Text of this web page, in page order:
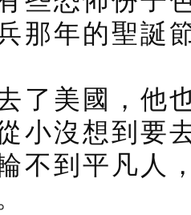
那年的聖誕
了美國，他
小沒想到要
不到平凡人